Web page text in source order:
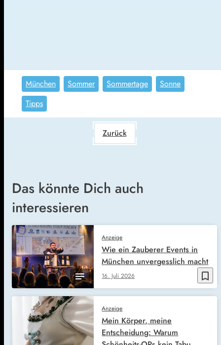
München Sommer Sommertage
Sonne
Tipps
Zurück
Das könnte Dich auch
interessieren
bookmark_border
Anzeige
16. Juli 2026
Wie ein Zauberer Events in
München unvergesslich macht
Anzeige
Mein Körper, meine
Entscheidung: Warum